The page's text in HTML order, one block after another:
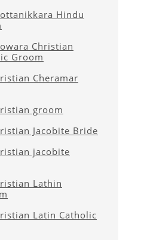
Hindu
Christian
Groom
Cheramar
groom
Jacobite Bride
jacobite
Lathin
Latin Catholic